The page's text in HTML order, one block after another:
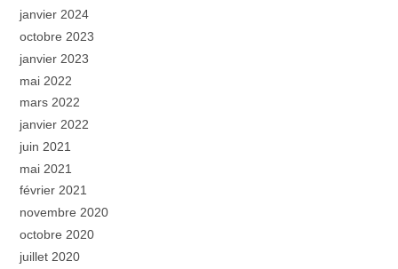
janvier 2024
octobre 2023
janvier 2023
mai 2022
mars 2022
janvier 2022
juin 2021
mai 2021
février 2021
novembre 2020
octobre 2020
juillet 2020